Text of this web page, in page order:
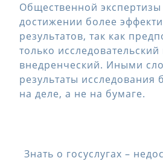
Общественной экспертизы
достижении более
результатов, так как
только
внедренческий. Иными
результаты исследования
на деле, а не на бумаге.
Знать о госуслугах –